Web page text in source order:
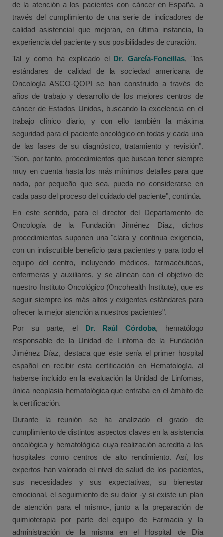
de la atención a los pacientes con cáncer en España, a
través del cumplimiento de una serie de indicadores de
calidad asistencial que mejoran, en última instancia, la
experiencia del paciente y sus posibilidades de curación.
Tal y como ha explicado el Dr. García-Foncillas, "los
estándares de calidad de la sociedad americana de
Oncología ASCO-QOPI se han construido a través de
años de trabajo y desarrollo de los mejores centros de
cáncer de Estados Unidos, buscando la excelencia en el
trabajo clínico diario, y con ello también la máxima
seguridad para el paciente oncológico en todas y cada una
de las fases de su diagnóstico, tratamiento y revisión".
"Son, por tanto, procedimientos que buscan tener siempre
muy en cuenta hasta los más mínimos detalles para que
nada, por pequeño que sea, pueda no considerarse en
cada paso del proceso del cuidado del paciente", continúa.
En este sentido, para el director del Departamento de
Oncología de la Fundación Jiménez Diaz, dichos
procedimientos suponen una "clara y continua exigencia,
con un indiscutible beneficio para pacientes y para todo el
equipo del centro, incluyendo médicos, farmacéuticos,
enfermeras y auxiliares, y se alinean con el objetivo de
nuestro Instituto Oncológico (Oncohealth Institute), que es
seguir siempre los más altos y exigentes estándares para
ofrecer la mejor atención a nuestros pacientes".
Por su parte, el
Dr. Raúl Córdoba, hematólogo
responsable de la Unidad de Linfoma de la Fundación
Jiménez Díaz, destaca que éste sería el primer hospital
español en recibir esta certificación en Hematología, al
haberse incluido en la evaluación la Unidad de Linfomas,
única neoplasia hematológica que entraba en el ámbito de
la certificación.
Durante la reunión se ha analizado el grado de
cumplimiento de distintos aspectos claves en la asistencia
oncológica y hematológica cuya realización acredita a los
hospitales como centros de alto rendimiento. Así, los
expertos han valorado el nivel de salud de los pacientes,
sus necesidades y sus expectativas, su bienestar
emocional, el seguimiento de su dolor -y si existe un plan
de atención para el mismo-, junto a la preparación de
quimioterapia por parte del equipo de Farmacia y la
administración de la misma en el Hospital de Día